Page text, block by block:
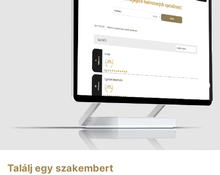
Találj egy szakembert